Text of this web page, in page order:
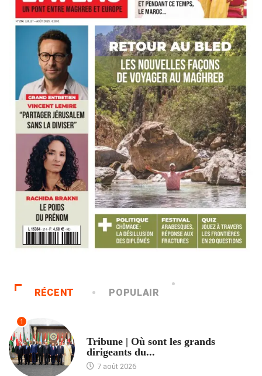
RÉCENT POPULAIR
1
Tribune | Où sont les grands
dirigeants du...
7 août 2026